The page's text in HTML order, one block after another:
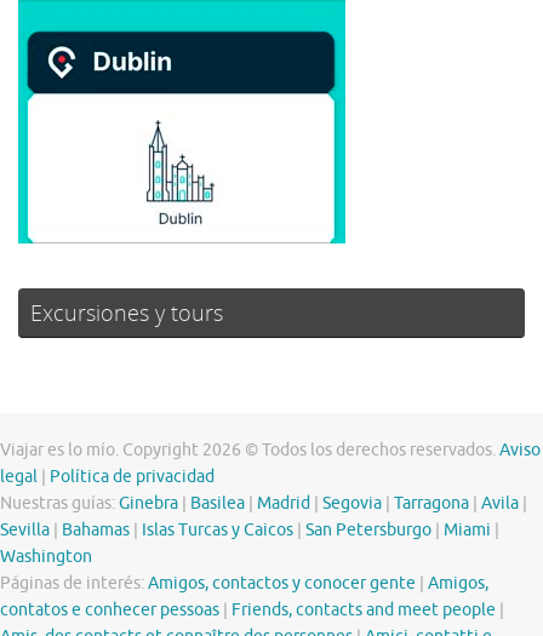
Excursiones y tours
Viajar es lo mío. Copyright 2026 © Todos los derechos reservados.Aviso
legal
Política de privacidad
Nuestras guías:Ginebra Basilea Madrid Segovia Tarragona Avila
Sevilla
Bahamas Islas Turcas y Caicos San Petersburgo Miami
Washington
Páginas de interés:Amigos, contactos y conocer gente
Amigos,
contatos e conhecer pessoas
Friends, contacts and meet people